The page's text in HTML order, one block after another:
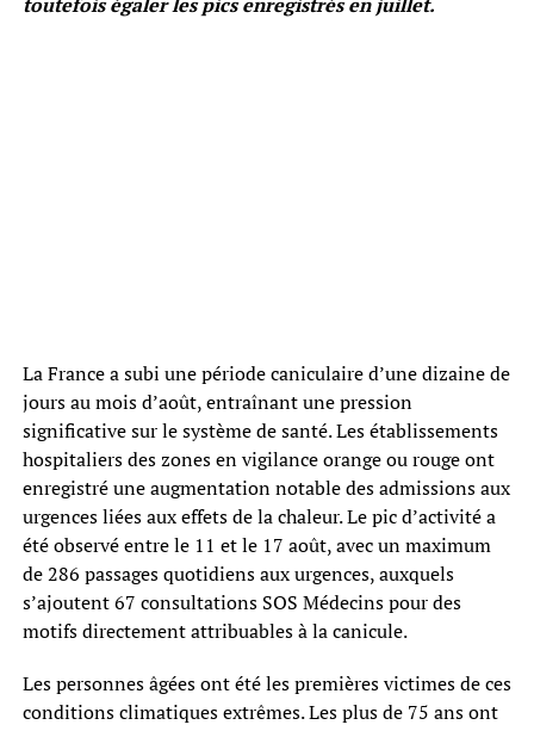
La France a subi une période caniculaire d’une dizaine de
jours au mois d’août, entraînant une pression
significative sur le système de santé. Les établissements
hospitaliers des zones en vigilance orange ou rouge ont
enregistré une augmentation notable des admissions aux
urgences liées aux effets de la chaleur. Le pic d’activité a
été observé entre le 11 et le 17 août, avec un maximum
de 286 passages quotidiens aux urgences, auxquels
s’ajoutent 67 consultations SOS Médecins pour des
motifs directement attribuables à la canicule.
Les personnes âgées ont été les premières victimes de ces
conditions climatiques extrêmes. Les plus de 75 ans ont